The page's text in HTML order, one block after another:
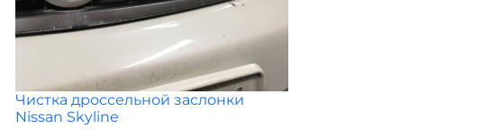
Чистка дроссельной заслонки
Nissan Skyline